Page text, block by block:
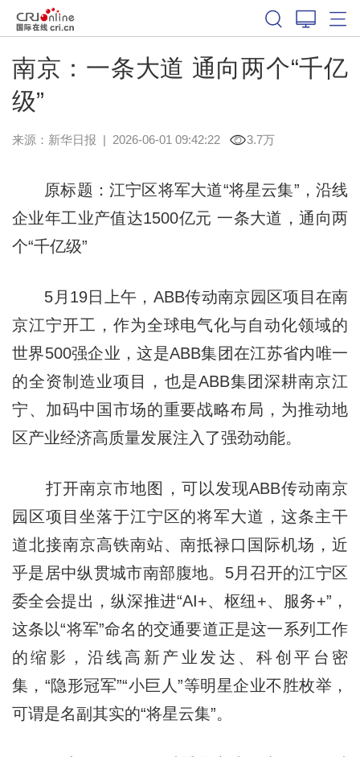
南京：一条大道 通向两个“千亿
级”
来源： 新华日报 | 2026-06-01 09:42:22 3.7万
原标题：江宁区将军大道“将星云集”，沿线
企业年工业产值达1500亿元 一条大道，通向两
个“千亿级”
5月19日上午，ABB传动南京园区项目在南
京江宁开工，作为全球电气化与自动化领域的
世界500强企业，这是ABB集团在江苏省内唯一
的全资制造业项目，也是ABB集团深耕南京江
宁、加码中国市场的重要战略布局，为推动地
区产业经济高质量发展注入了强劲动能。
打开南京市地图，可以发现ABB传动南京
园区项目坐落于江宁区的将军大道，这条主干
道北接南京高铁南站、南抵禄口国际机场，近
乎是居中纵贯城市南部腹地。5月召开的江宁区
委全会提出，纵深推进“AI+、枢纽+、服务+”，
这条以“将军”命名的交通要道正是这一系列工作
的缩影，沿线高新产业发达、科创平台密
集，“隐形冠军”“小巨人”等明星企业不胜枚举，
可谓是名副其实的“将星云集”。